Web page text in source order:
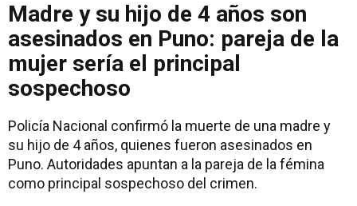
Madre y su hijo de 4 años son
asesinados en Puno: pareja de la
mujer sería el principal
sospechoso
Policía Nacional confirmó la muerte de una madre y
su hijo de 4 años, quienes fueron asesinados en
Puno. Autoridades apuntan a la pareja de la fémina
como principal sospechoso del crimen.